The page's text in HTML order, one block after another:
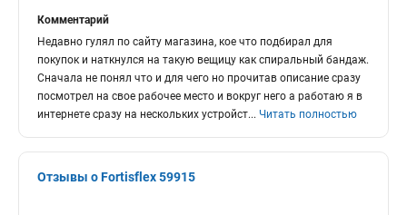
Комментарий
Недавно гулял по сайту магазина, кое что подбирал для
покупок и наткнулся на такую вещицу как спиральный бандаж.
Сначала не понял что и для чего но прочитав описание сразу
посмотрел на свое рабочее место и вокруг него а работаю я в
интернете сразу на нескольких устройст... Читать полностью
Отзывы о Fortisflex 59915